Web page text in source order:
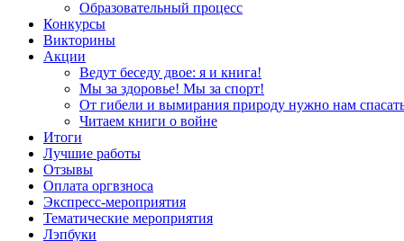
Образовательный процесс
Конкурсы
Викторины
Акции
Ведут беседу двое: я и книга!
Мы за здоровье! Мы за спорт!
От гибели и вымирания природу нужно нам
Читаем книги о войне
Итоги
Лучшие работы
Отзывы
Оплата оргвзноса
Экспресс-мероприятия
Тематические мероприятия
Лэпбуки